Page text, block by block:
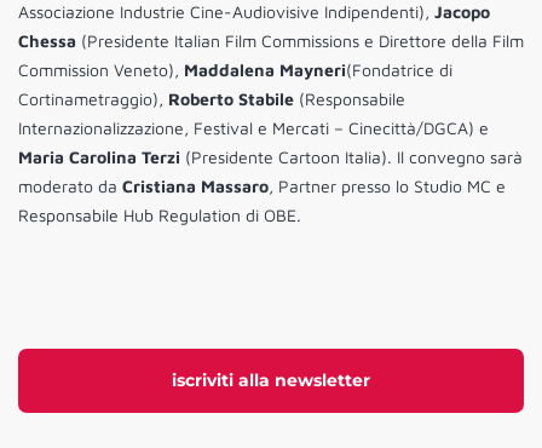
iscriviti alla newsletter
Associazione Industrie Cine-Audiovisive Indipendenti), Jacopo
Chessa (Presidente Italian Film Commissions e Direttore della Film
Commission Veneto), Maddalena Mayneri(Fondatrice di
Cortinametraggio), Roberto Stabile (Responsabile
Internazionalizzazione, Festival e Mercati – Cinecittà/DGCA) e
Maria Carolina Terzi (Presidente Cartoon Italia). Il convegno sarà
moderato da Cristiana Massaro, Partner presso lo Studio MC e
Responsabile Hub Regulation di OBE.